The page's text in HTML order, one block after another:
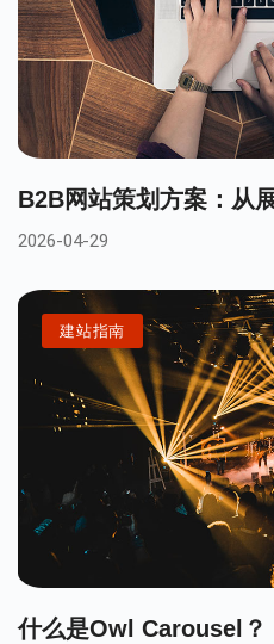
B2B网站策划方案：从
2026-04-29
建站指南
什么是Owl Carousel？